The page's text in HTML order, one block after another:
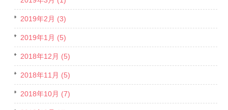
2019年2月 (3)
2019年1月 (5)
2018年12月 (5)
2018年11月 (5)
2018年10月 (7)